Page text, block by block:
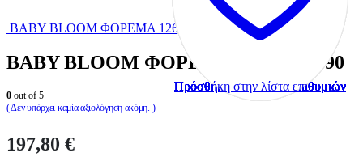
BABY BLOOM ΦΟΡΕΜΑ 126.102.6970
BABY BLOOM ΦΟΡΕΜΑ 126.101.8990
0 out of 5
( Δεν υπάρχει καμία αξιολόγηση ακόμη. )
197,80 €
Πρόσθήκη στην λίστα επιθυμιών
Πρόσθήκη στην λίστα επιθυμιών
Πρόσθήκη στην λίστα επιθυμιών
Πρόσθήκη στην λίστα επιθυμιών
Πρόσθήκη στην λίστα επιθυμιών
Πρόσθήκη στην λίστα επιθυμιών
Πρόσθήκη στην λίστα επιθυμιών
Πρόσθήκη στην λίστα επιθυμιών
Πρόσθήκη στην λίστα επιθυμιών
Πρόσθήκη στην λίστα επιθυμιών